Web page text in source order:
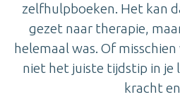
zelfhulpboeken. Het kan
gezet naar therapie,
helemaal was. Of
niet het juiste tijdstip in je
kracht